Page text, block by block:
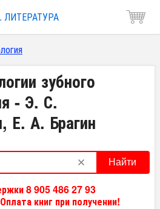
ЛИТЕРАТУРА
зубного
- Э. С.
Е. А. Брагин
Найти
8 905 486 27 93
книг при получении!